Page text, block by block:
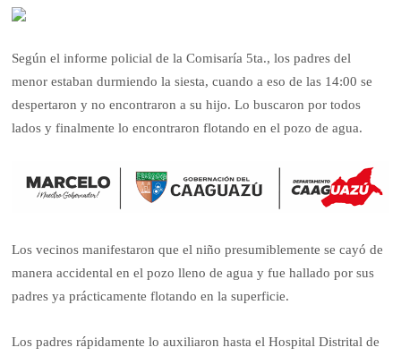
Según el informe policial de la Comisaría 5ta., los padres del
menor estaban durmiendo la siesta, cuando a eso de las 14:00 se
despertaron y no encontraron a su hijo. Lo buscaron por todos
lados y finalmente lo encontraron flotando en el pozo de agua.
Los vecinos manifestaron que el niño presumiblemente se cayó de
manera accidental en el pozo lleno de agua y fue hallado por sus
padres ya prácticamente flotando en la superficie.
Los padres rápidamente lo auxiliaron hasta el Hospital Distrital de